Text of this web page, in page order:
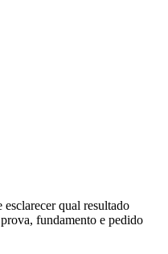
qual resultado
fundamento e pedido